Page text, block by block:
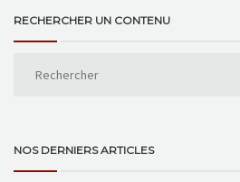
RECHERCHER UN CONTENU
NOS DERNIERS ARTICLES